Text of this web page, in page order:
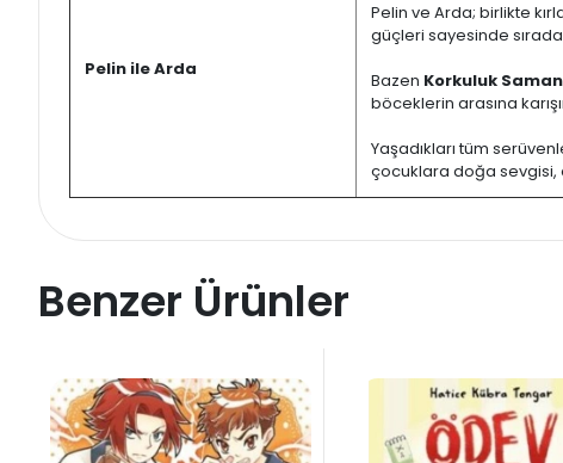
Pelin ile Arda
Pelin ve Arda; birlikte
güçleri sayesinde
Bazen Korkuluk
böceklerin arasına
Yaşadıkları tüm
çocuklara doğa sevgisi,
Benzer Ürünler